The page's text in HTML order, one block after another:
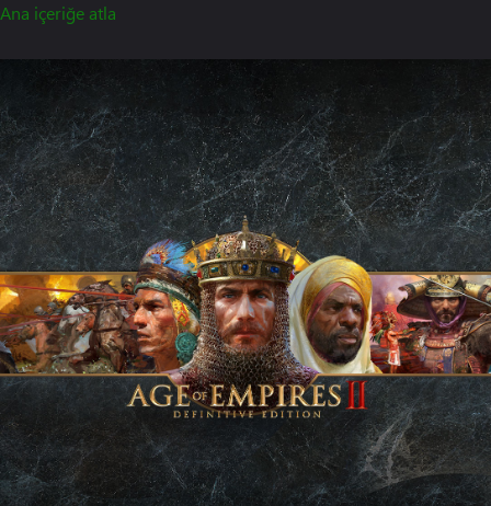
Ana içeriğe atla